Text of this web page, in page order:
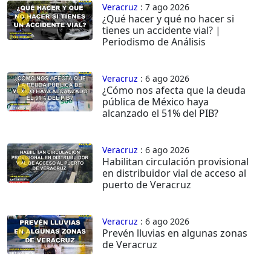
Veracruz : 7 ago 2026
¿Qué hacer y qué no hacer si
tienes un accidente vial? |
Periodismo de Análisis
Veracruz : 6 ago 2026
¿Cómo nos afecta que la deuda
pública de México haya
alcanzado el 51% del PIB?
Veracruz : 6 ago 2026
Habilitan circulación provisional
en distribuidor vial de acceso al
puerto de Veracruz
Veracruz : 6 ago 2026
Prevén lluvias en algunas zonas
de Veracruz